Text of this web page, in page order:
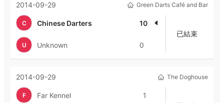
2014-09-29 Green Darts Café and Bar
C Chinese Darters 10
U Unknown 0
已結束
2014-09-29 The Doghouse
F Far Kennel 1